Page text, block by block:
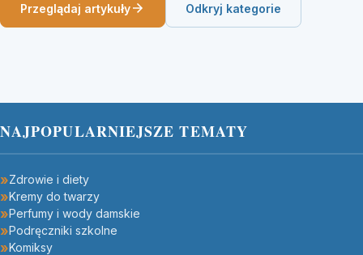
Przeglądaj artykuły Odkryj kategorie
NAJPOPULARNIEJSZE TEMATY
Zdrowie i diety
Kremy do twarzy
Perfumy i wody damskie
Podręczniki szkolne
Komiksy